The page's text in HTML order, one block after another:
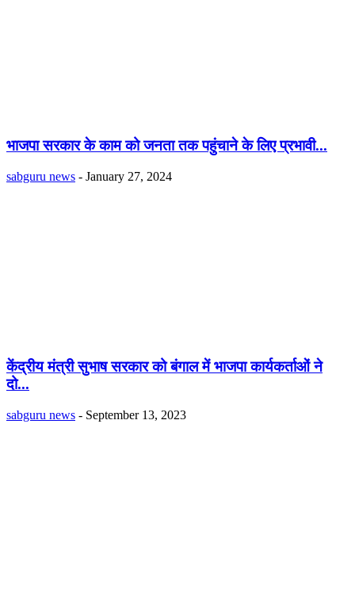
भाजपा सरकार के काम को जनता तक पहुंचाने के लिए प्रभावी...
sabguru news - January 27, 2024
केंद्रीय मंत्री सुभाष सरकार को बंगाल में भाजपा कार्यकर्ताओं ने
दो...
sabguru news - September 13, 2023